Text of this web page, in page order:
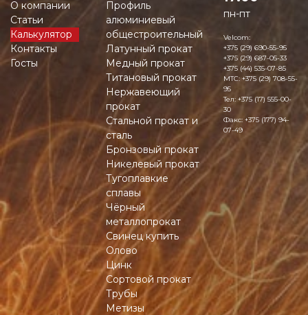
О компании
Статьи
Калькулятор
Контакты
Госты
Профиль
алюминиевый
общестроительный
Латунный прокат
Медный прокат
Титановый прокат
Нержавеющий
прокат
Стальной прокат и
сталь
Бронзовый прокат
Никелевый прокат
Тугоплавкие
сплавы
Чёрный
металлопрокат
Свинец купить
Олово
Цинк
Сортовой прокат
Трубы
Метизы
пн-пт
Velcom:
+375 (29) 690-55-95
+375 (29) 687-05-33
+375 (44) 535-07-85
MTC:+375 (29) 708-55-
95
Тел: +375 (17) 555-00-
30
Факс: +375 (177) 94-
07-49